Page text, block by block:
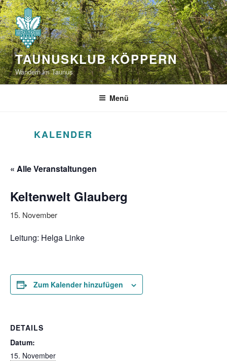
Zum
Inhalt
springen
TAUNUSKLUB KÖPPERN
Wandern im Taunus
Menü
KALENDER
« Alle Veranstaltungen
Keltenwelt Glauberg
15. November
Leitung: Helga Linke
Zum Kalender hinzufügen
DETAILS
Datum:
15. November